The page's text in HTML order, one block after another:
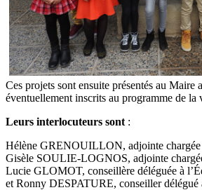
Ces projets sont ensuite présentés au Maire
éventuellement inscrits au programme de la
Leurs interlocuteurs sont :
Hélène GRENOUILLON, adjointe chargée
Gisèle SOULIE-LOGNOS, adjointe
Lucie GLOMOT, conseillère déléguée à
et Ronny DESPATURE, conseiller délégué